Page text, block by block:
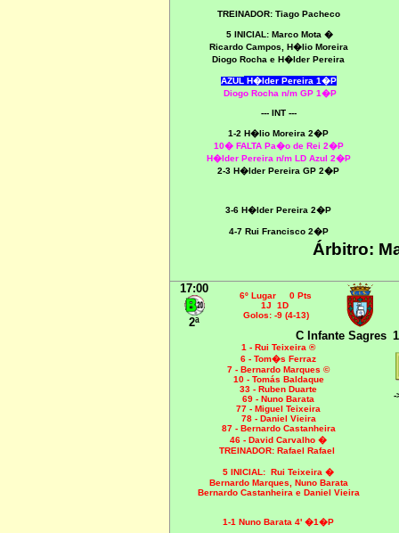
TREINADOR: Tiago Pacheco
5 INICIAL: Marco Mota �
Ricardo Campos, H�lio Moreira
Diogo Rocha e H�lder Pereira
AZUL H�lder Pereira 1�P
Diogo Rocha n/m GP 1�P
--- INT ---
1-2 H�lio Moreira 2�P
10� FALTA Pa�o de Rei 2�P
H�lder Pereira n/m LD Azul 2�P
2-3 H�lder Pereira GP 2�P
3-6 H�lder Pereira 2�P
4-7 Rui Francisco 2�P
Árbitro:
17:00
2ª
6º Lugar 0 Pts
1J 1D
Golos: -9 (4-13)
C Infante Sagres
1 - Rui Teixeira ®
6 - Tom�s Ferraz
7 - Bernardo Marques ©
10 - Tomás Baldaque
33 - Ruben Duarte
69 - Nuno Barata
77 - Miguel Teixeira
78 - Daniel Vieira
87 - Bernardo Castanheira
46 - David Carvalho �
TREINADOR: Rafael Rafael
5 INICIAL: Rui Teixeira �
Bernardo Marques, Nuno Barata
Bernardo Castanheira e Daniel Vieira
1-1 Nuno Barata 4' �1�P
-